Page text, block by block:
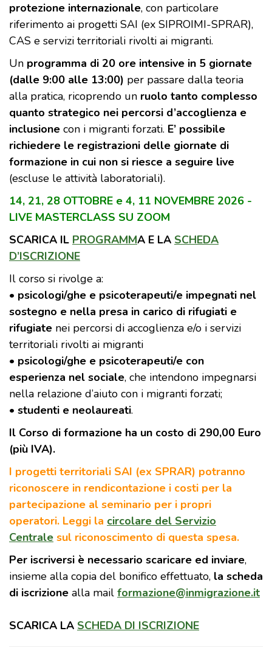
protezione internazionale, con particolare
riferimento ai progetti SAI (ex SIPROIMI-SPRAR),
CAS e servizi territoriali rivolti ai migranti.
Un programma di 20 ore intensive in 5 giornate
(dalle 9:00 alle 13:00) per passare dalla teoria
alla pratica, ricoprendo un ruolo tanto complesso
quanto strategico nei percorsi d’accoglienza e
inclusione con i migranti forzati. E’ possibile
richiedere le registrazioni delle giornate di
formazione in cui non si riesce a seguire live
(escluse le attività laboratoriali).
14, 21, 28 OTTOBRE e 4, 11 NOVEMBRE 2026 -
LIVE MASTERCLASS SU ZOOM
SCARICA IL PROGRAMMA E LA SCHEDA
D’ISCRIZIONE
Il corso si rivolge a:
• psicologi/ghe e psicoterapeuti/e impegnati nel
sostegno e nella presa in carico di rifugiati e
rifugiate nei percorsi di accoglienza e/o i servizi
territoriali rivolti ai migranti
• psicologi/ghe e psicoterapeuti/e con
esperienza nel sociale, che intendono impegnarsi
nella relazione d’aiuto con i migranti forzati;
• studenti e neolaureati.
Il Corso di formazione ha un costo di 290,00 Euro
(più IVA).
I progetti territoriali SAI (ex SPRAR) potranno
riconoscere in rendicontazione i costi per la
partecipazione al seminario per i propri
operatori. Leggi la circolare del Servizio
Centrale sul riconoscimento di questa spesa.
Per iscriversi è necessario scaricare ed inviare,
insieme alla copia del bonifico effettuato, la scheda
di iscrizione alla mail formazione@inmigrazione.it
SCARICA LA SCHEDA DI ISCRIZIONE